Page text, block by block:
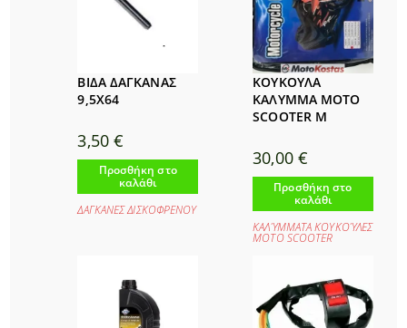
ΒΙΔΑ ΔΑΓΚΑΝΑΣ
9,5Χ64
3,50 €
Προσθήκη στο
καλάθι
ΔΑΓΚΑΝΕΣ ΔΙΣΚΟΦΡΕΝΟΥ
ΚΟΥΚΟΥΛΑ
ΚΑΛΥΜΜΑ MOTO
SCOOTER M
30,00 €
Προσθήκη στο
καλάθι
ΚΑΛΎΜΜΑΤΑ ΚΟΥΚΟΎΛΕΣ
ΜΟΤΟ SCOOTER